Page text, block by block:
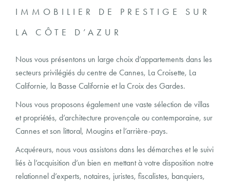
IMMOBILIER DE PRESTIGE SUR
LA CÔTE D’AZUR
Nous vous présentons un large choix d’appartements dans les
secteurs privilégiés du centre de Cannes, La Croisette, La
Californie, la Basse Californie et la Croix des Gardes.
Nous vous proposons également une vaste sélection de villas
et propriétés, d’architecture provençale ou contemporaine, sur
Cannes et son littoral, Mougins et l’arrière-pays.
Acquéreurs, nous vous assistons dans les démarches et le suivi
liés à l’acquisition d’un bien en mettant à votre disposition notre
relationnel d’experts, notaires, juristes, fiscalistes, banquiers,